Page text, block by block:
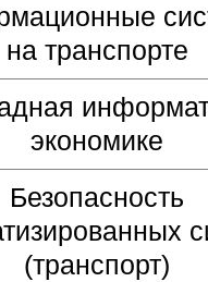
на транспорте
экономике
Безопасность
(транспорт)